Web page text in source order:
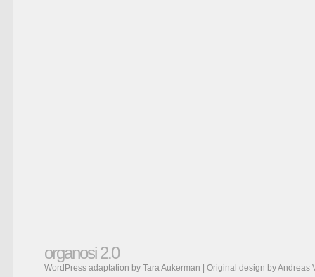
organosi 2.0
WordPress adaptation by Tara Aukerman | Original design byAndreas